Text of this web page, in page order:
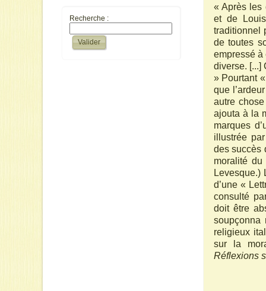
Recherche :
« Après les
et de
traditionnel
de toutes
empressé à
diverse. [...]
» Pourtant
que
autre
ajouta à la
marques
illustrée
des succès
moralité
Levesque.)
d’une «
consulté
doit être
soupçonna
religieux
sur la
Réflexions